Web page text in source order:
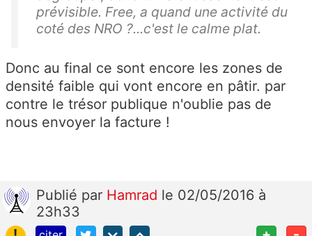
prévisible. Free, a quand une activité du
coté des NRO ?...c'est le calme plat.
Donc au final ce sont encore les zones de
densité faible qui vont encore en pâtir. par
contre le trésor publique n'oublie pas de
nous envoyer la facture !
Publié par Hamrad le 02/05/2016 à
23h33